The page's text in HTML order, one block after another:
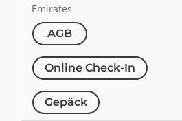
Emirates
AGB
Online Check-In
Gepäck